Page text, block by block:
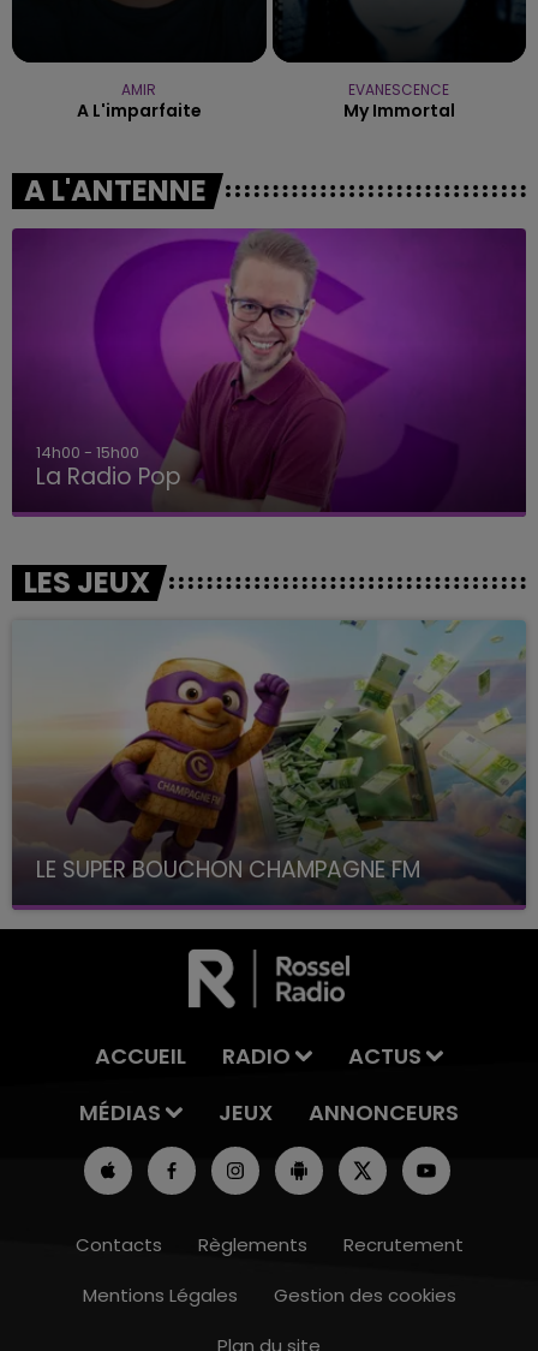
AMIR
A L'imparfaite
EVANESCENCE
My Immortal
A L'ANTENNE
14h00 - 15h00
La Radio Pop
LES JEUX
LE SUPER BOUCHON CHAMPAGNE FM
avec La Famille Champagne FM, à 8H10
ACCUEIL RADIO
ACTUS
MÉDIAS
JEUX ANNONCEURS
Contacts Règlements
Recrutement
Mentions Légales
Gestion des cookies
Plan du site